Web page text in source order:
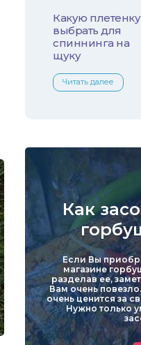
Налим
Осетр
Ротан
Уклейка
Форель
Хариус
Чехонь
Какую плетенку
выбрать для
спиннинга на
щуку
Читать далее
Как
Если Вы
магазине
разделав ее,
Вам очень
очень ценится за
Нужно только